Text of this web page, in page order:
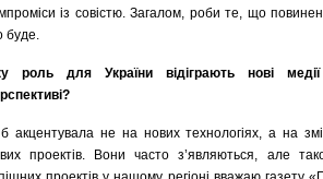
із совістю. Загалом, роби те, що
буде.
роль для України відіграють нові
акцентувала не на нових технологіях, а на
проектів. Вони часто з’являються, але